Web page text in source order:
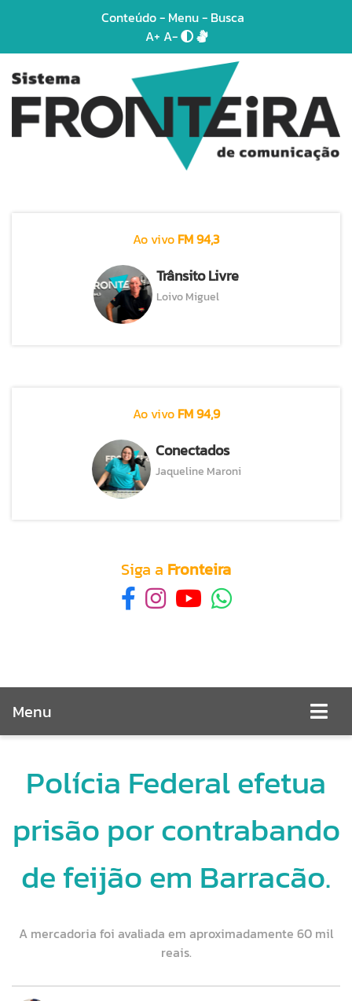
Conteúdo- Menu- Busca
A+ A-
Ao vivo FM 94,3
Trânsito Livre
Loivo Miguel
Ao vivo FM 94,9
Conectados
Jaqueline Maroni
Siga a Fronteira
Menu
Polícia Federal efetua
prisão por contrabando
de feijão em Barracão.
A mercadoria foi avaliada em aproximadamente 60 mil
reais.